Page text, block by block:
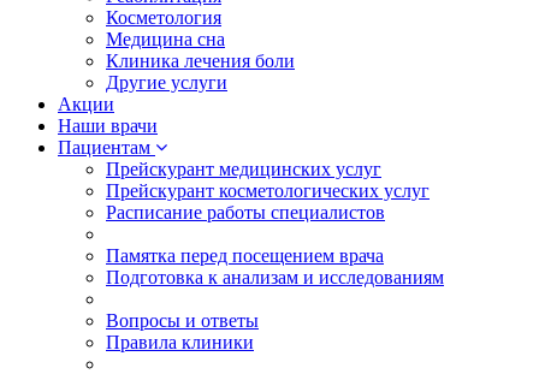
Косметология
Медицина сна
Клиника лечения боли
Другие услуги
Акции
Наши врачи
Пациентам
Прейскурант медицинских услуг
Прейскурант косметологических услуг
Расписание работы специалистов
Памятка перед посещением врача
Подготовка к анализам и исследованиям
Вопросы и ответы
Правила клиники